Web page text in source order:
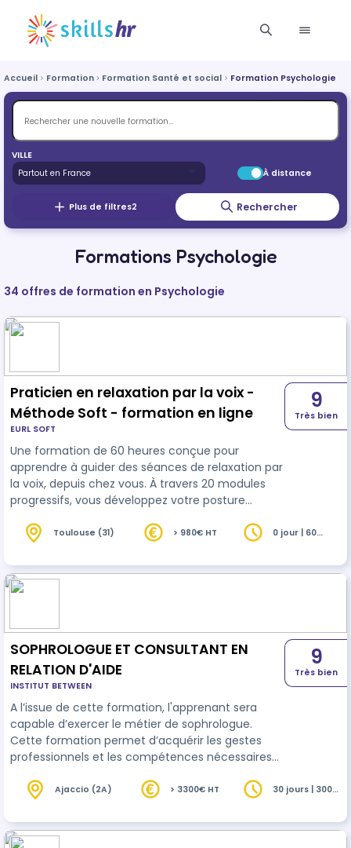
Accueil Formation Formation Santé et social Formation Psychologie
VILLE
À distance
Plus de filtres2 Rechercher
Formations Psychologie
34 offres de formation en Psychologie
Praticien en relaxation par la voix -
Méthode Soft - formation en ligne
EURL SOFT
Une formation de 60 heures conçue pour
apprendre à guider des séances de relaxation par
la voix, depuis chez vous. À travers 20 modules
progressifs, vous développez votre posture
la respiration, les visualisations, les mouvements
guidance. Vous avancez à votre rythme, avec un
accompagnement bienveillant à chaque étape
9
Très bien
Toulouse (31) > 980€ HT
0 jour | 60
SOPHROLOGUE ET CONSULTANT EN
RELATION D'AIDE
INSTITUT BETWEEN
A l’issue de cette formation, l'apprenant sera
capable d’exercer le métier de sophrologue.
Cette formation permet d’acquérir les gestes
professionnels et les compétences nécessaires
en activité libérale. La sophrologie est une
tous les publics et à de nombreux contextes :
bien-être, prévention, accompagnement
9
Très bien
Ajaccio (2A) > 3300€ HT
30 jours | 300